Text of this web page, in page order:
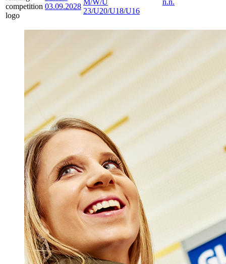
03.09.2028
M/W/U
23/U20/U18/U16
n.n.